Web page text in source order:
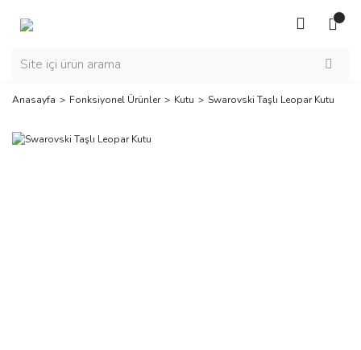
Anasayfa Fonksiyonel Ürünler Kutu Swarovski Taşlı Leopar Kutu